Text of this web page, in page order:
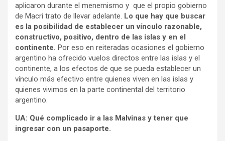
aplicaron durante el menemismo y que el propio gobierno
de Macri trato de llevar adelante. Lo que hay que buscar
es la posibilidad de establecer un vínculo razonable,
constructivo, positivo, dentro de las islas y en el
continente. Por eso en reiteradas ocasiones el gobierno
argentino ha ofrecido vuelos directos entre las islas y el
continente, a los efectos de que se pueda establecer un
vínculo más efectivo entre quienes viven en las islas y
quienes vivimos en la parte continental del territorio
argentino.
UA: Qué complicado ir a las Malvinas y tener que
ingresar con un pasaporte.